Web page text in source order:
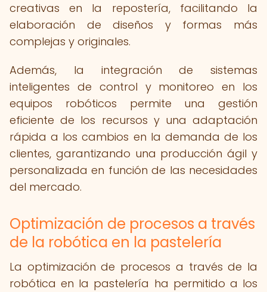
creativas en la repostería, facilitando la
elaboración de diseños y formas más
complejas y originales.
Además, la integración de sistemas
inteligentes de control y monitoreo en los
equipos robóticos permite una gestión
eficiente de los recursos y una adaptación
rápida a los cambios en la demanda de los
clientes, garantizando una producción ágil y
personalizada en función de las necesidades
del mercado.
Optimización de procesos a través
de la robótica en la pastelería
La optimización de procesos a través de la
robótica en la pastelería ha permitido a los